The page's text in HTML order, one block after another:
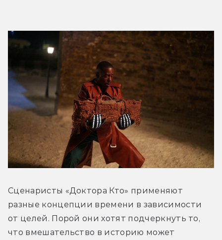
Сценаристы «Доктора Кто» применяют
разные концепции времени в зависимости
от целей. Порой они хотят подчеркнуть то,
что вмешательство в историю может